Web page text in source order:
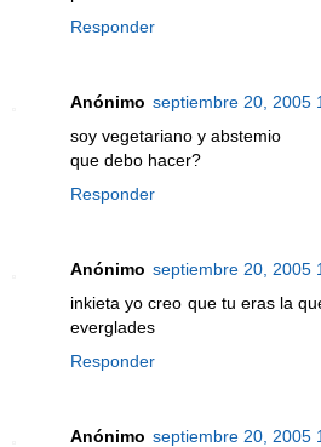
Responder
Anónimo septiembre 20, 2005
soy vegetariano y abstemio
que debo hacer?
Responder
Anónimo septiembre 20, 2005
inkieta yo creo que tu eras la
everglades
Responder
Anónimo septiembre 20, 2005